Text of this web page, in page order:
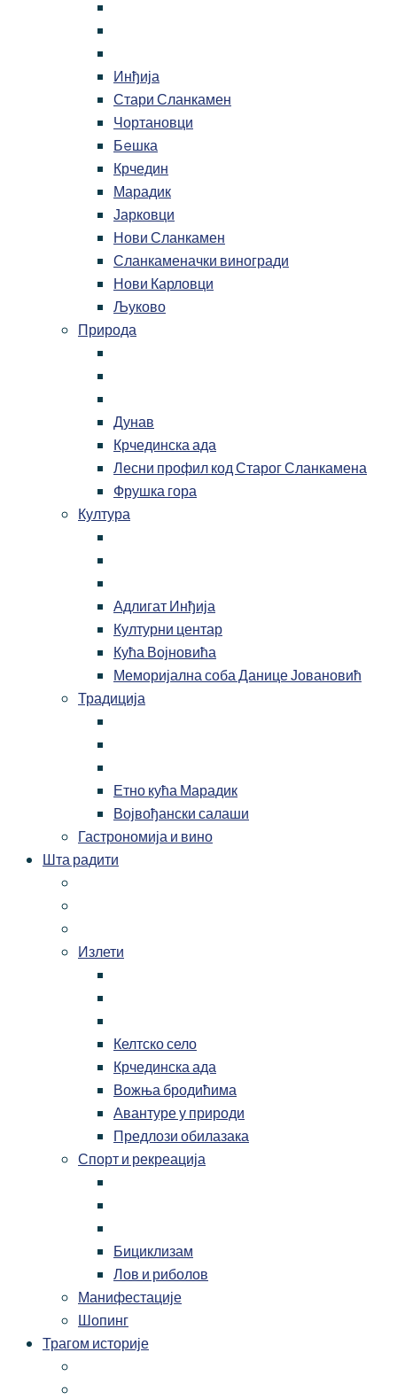
Инђија
Стари Сланкамен
Чортановци
Бeшка
Крчедин
Марадик
Јарковци
Нови Сланкамен
Сланкаменачки виногради
Нови Карловци
Љуково
Природа
Дунав
Крчединска ада
Лесни профил код Старог Сланкамена
Фрушка гора
Култура
Адлигат Инђија
Културни центар
Кућа Војновића
Меморијална соба Данице Јовановић
Традиција
Етно кућа Марадик
Војвођански салаши
Гастрономија и вино
Шта радити
Излети
Келтско село
Крчединска ада
Вожња бродићима
Авантуре у природи
Предлози обилазака
Спорт и рекреација
Бициклизам
Лов и риболов
Манифестације
Шопинг
Трагом историје